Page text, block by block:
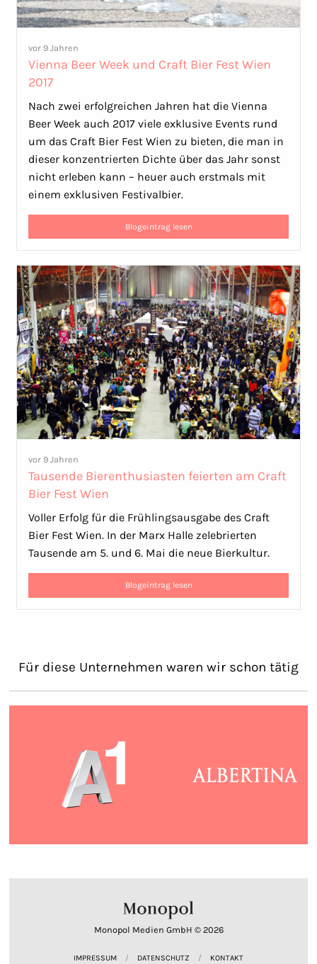
vor 9 Jahren
Vienna Beer Week und Craft Bier Fest Wien
2017
Nach zwei erfolgreichen Jahren hat die Vienna
Beer Week auch 2017 viele exklusive Events rund
um das Craft Bier Fest Wien zu bieten, die man in
dieser konzentrierten Dichte über das Jahr sonst
nicht erleben kann – heuer auch erstmals mit
einem exklusiven Festivalbier.
Blogeintrag lesen
vor 9 Jahren
Tausende Bierenthusiasten feierten am Craft
Bier Fest Wien
Voller Erfolg für die Frühlingsausgabe des Craft
Bier Fest Wien. In der Marx Halle zelebrierten
Tausende am 5. und 6. Mai die neue Bierkultur.
Blogeintrag lesen
Für diese Unternehmen waren wir schon tätig
Monopol Medien GmbH © 2026
IMPRESSUM DATENSCHUTZ KONTAKT